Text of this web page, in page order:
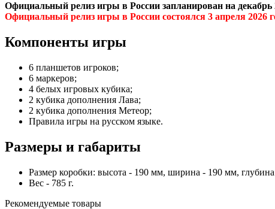
Официальный релиз игры в России запланирован на декабрь
Официальный релиз игры в России состоялся 3 апреля 2026
Компоненты игры
6 планшетов игроков;
6 маркеров;
4 белых игровых кубика;
2 кубика дополнения Лава;
2 кубика дополнения Метеор;
Правила игры на русском языке.
Размеры и габариты
Размер коробки: высота - 190 мм, ширина - 190 мм,
Вес - 785 г.
Рекомендуемые товары